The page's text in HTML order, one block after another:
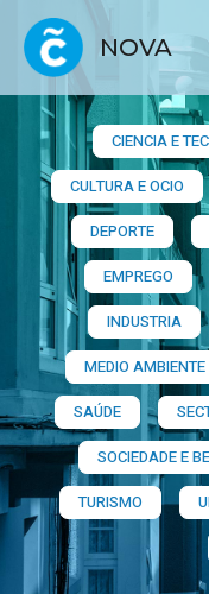
NOVA
CIENCIA E
CULTURA E OCIO
DEPORTE
EMPREGO
INDUSTRIA
MEDIO AMBIENTE
SAÚDE
SOCIEDADE E
TURISMO